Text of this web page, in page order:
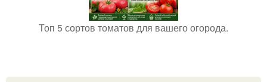
Топ 5 сортов томатов для вашего огорода.